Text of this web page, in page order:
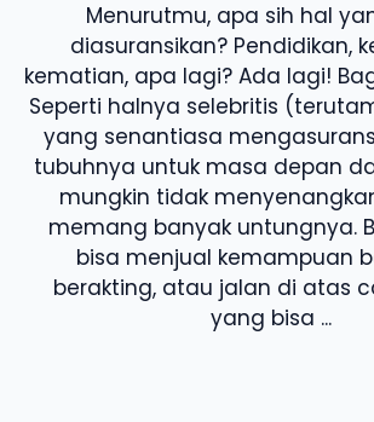
Menurutmu, apa sih hal
diasuransikan? Pendidikan,
kematian, apa lagi? Ada lagi!
Seperti halnya selebritis
yang senantiasa
tubuhnya untuk masa depan
mungkin tidak
memang banyak untungnya.
bisa menjual kemampuan
berakting, atau jalan di atas
yang bisa ...